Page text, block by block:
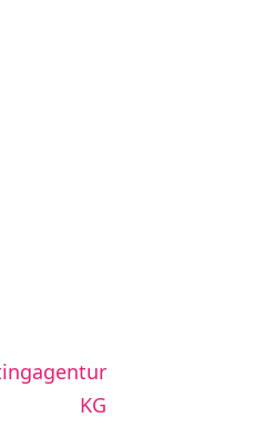
KG